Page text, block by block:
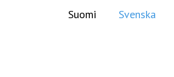
Suomi Svenska